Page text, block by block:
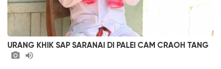
URANG KHIK SAP SARANAI DI PALEI CAM CRAOH TANG